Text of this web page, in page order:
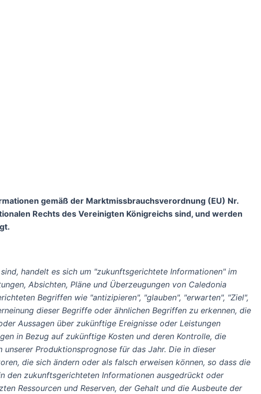
gemäß der Marktmissbrauchsverordnung (EU) Nr.
Rechts des Vereinigten Königreichs sind, und werden
handelt es sich um "zukunftsgerichtete Informationen" im
Absichten, Pläne und Überzeugungen von Caledonia
Begriffen wie "antizipieren", "glauben", "erwarten", "Ziel",
dieser Begriffe oder ähnlichen Begriffen zu erkennen, die
Aussagen über zukünftige Ereignisse oder Leistungen
in Bezug auf zukünftige Kosten und deren Kontrolle, die
Produktionsprognose für das Jahr. Die in dieser
die sich ändern oder als falsch erweisen können, so dass die
den zukunftsgerichteten Informationen ausgedrückt oder
Ressourcen und Reserven, der Gehalt und die Ausbeute der